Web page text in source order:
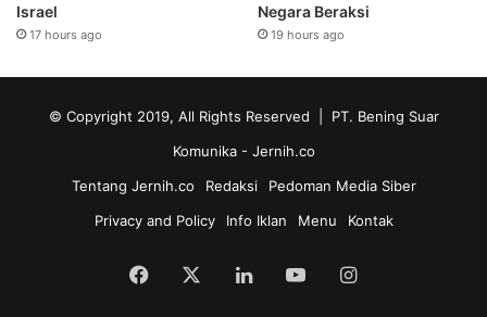
Israel
17 hours ago
Negara Beraksi
19 hours ago
© Copyright 2019, All Rights Reserved | PT. Bening Suar
Komunika - Jernih.co
Tentang Jernih.co
Redaksi
Pedoman Media Siber
Privacy and Policy
Info Iklan Menu Kontak
Facebook LinkedInYouTubeInstagram